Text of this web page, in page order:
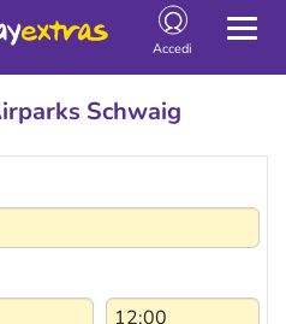
Accedi
Schwaig